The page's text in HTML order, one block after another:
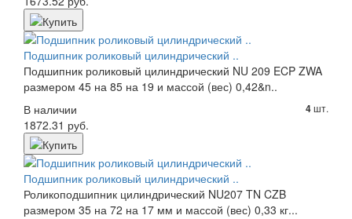
Подшипник роликовый цилиндрический ..
Подшипник роликовый цилиндрический NU 209 ECP ZWA
размером 45 на 85 на 19 и массой (вес) 0,42&n..
В наличии
4шт.
1872.31 руб.
Подшипник роликовый цилиндрический ..
Роликоподшипник цилиндрический NU207 TN CZB
размером 35 на 72 на 17 мм и массой (вес) 0,33 кг...